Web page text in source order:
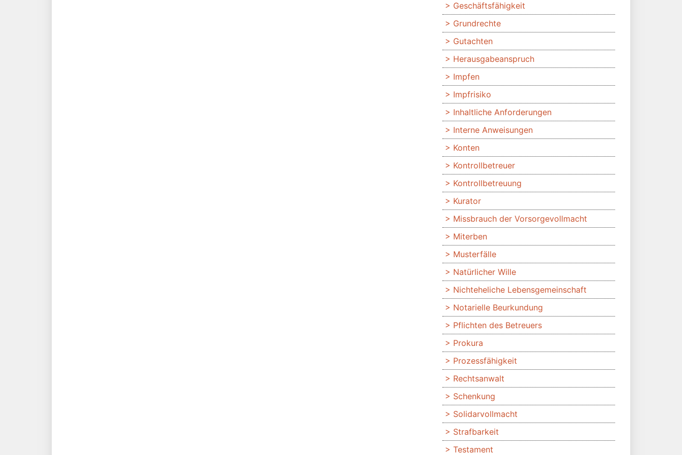
Geschäftsfähigkeit
Grundrechte
Gutachten
Herausgabeanspruch
Impfen
Impfrisiko
Inhaltliche Anforderungen
Interne Anweisungen
Konten
Kontrollbetreuer
Kontrollbetreuung
Kurator
Missbrauch der Vorsorgevollmacht
Miterben
Musterfälle
Natürlicher Wille
Nichteheliche Lebensgemeinschaft
Notarielle Beurkundung
Pflichten des Betreuers
Prokura
Prozessfähigkeit
Rechtsanwalt
Schenkung
Solidarvollmacht
Strafbarkeit
Testament